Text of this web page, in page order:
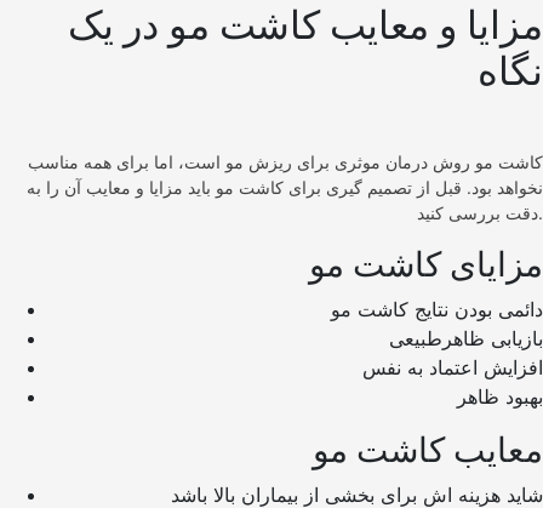
مزایا و معایب کاشت مو در یک
نگاه
کاشت مو روش درمان موثری برای ریزش مو است، اما برای همه مناسب
نخواهد بود. قبل از تصمیم گیری برای کاشت مو باید مزایا و معایب آن را به
دقت بررسی کنید.
مزایای کاشت مو
دائمی بودن نتایج کاشت مو
بازیابی ظاهرطبیعی
افزایش اعتماد به نفس
بهبود ظاهر
معایب کاشت مو
شاید هزینه اش برای بخشی از بیماران بالا باشد